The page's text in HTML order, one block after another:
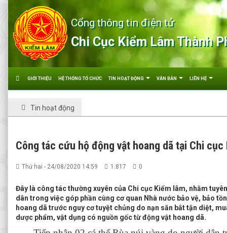
Cổng thông tin điện tử
Chi Cục Kiểm Lâm Thành
GIỚI THIỆU HỆ THỐNG TỔ CHỨC TIN HOẠT ĐỘNG VĂN BẢN LIÊN HỆ
Tin hoạt động
Công tác cứu hộ động vật hoang dã tại Chi cục
Thứ hai - 24/08/2020 14:59 1.817 0
Đây là công tác thường xuyên của Chi cục Kiểm lâm, nhằm
dân trong việc góp phần cùng cơ quan Nhà nước bảo vệ, bảo
hoang dã trước nguy cơ tuyệt chủng do nạn săn bắt tận diệt,
dược phẩm, vật dụng có nguồn gốc từ động vật hoang dã.